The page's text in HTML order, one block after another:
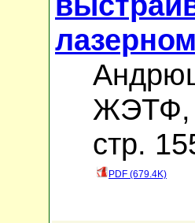
ЖЭТФ,
стр.
PDF (679.4K)